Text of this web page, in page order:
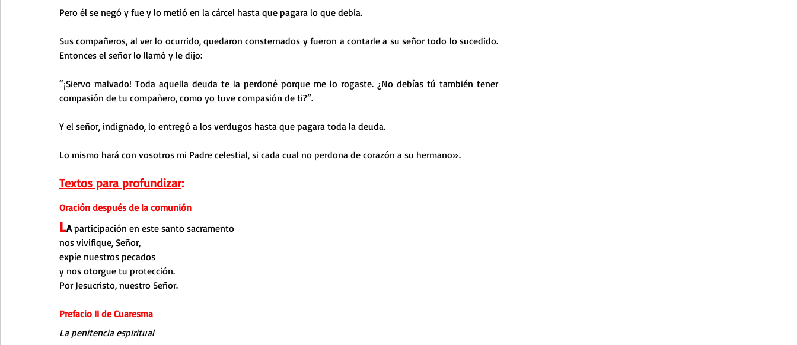
Pero él se negó y fue y lo metió en la cárcel hasta que pagara lo que debía.
Sus compañeros, al ver lo ocurrido, quedaron consternados y fueron a contarle a su señor todo lo sucedido.
Entonces el señor lo llamó y le dijo:
“¡Siervo malvado! Toda aquella deuda te la perdoné porque me lo rogaste. ¿No debías tú también tener
compasión de tu compañero, como yo tuve compasión de ti?”.
Y el señor, indignado, lo entregó a los verdugos hasta que pagara toda la deuda.
Lo mismo hará con vosotros mi Padre celestial, si cada cual no perdona de corazón a su hermano».
Textos para profundizar:
Oración después de la comunión
LA participación en este santo sacramento
nos vivifique, Señor,
expíe nuestros pecados
y nos otorgue tu protección.
Por Jesucristo, nuestro Señor.
Prefacio II de Cuaresma
La penitencia espiritual